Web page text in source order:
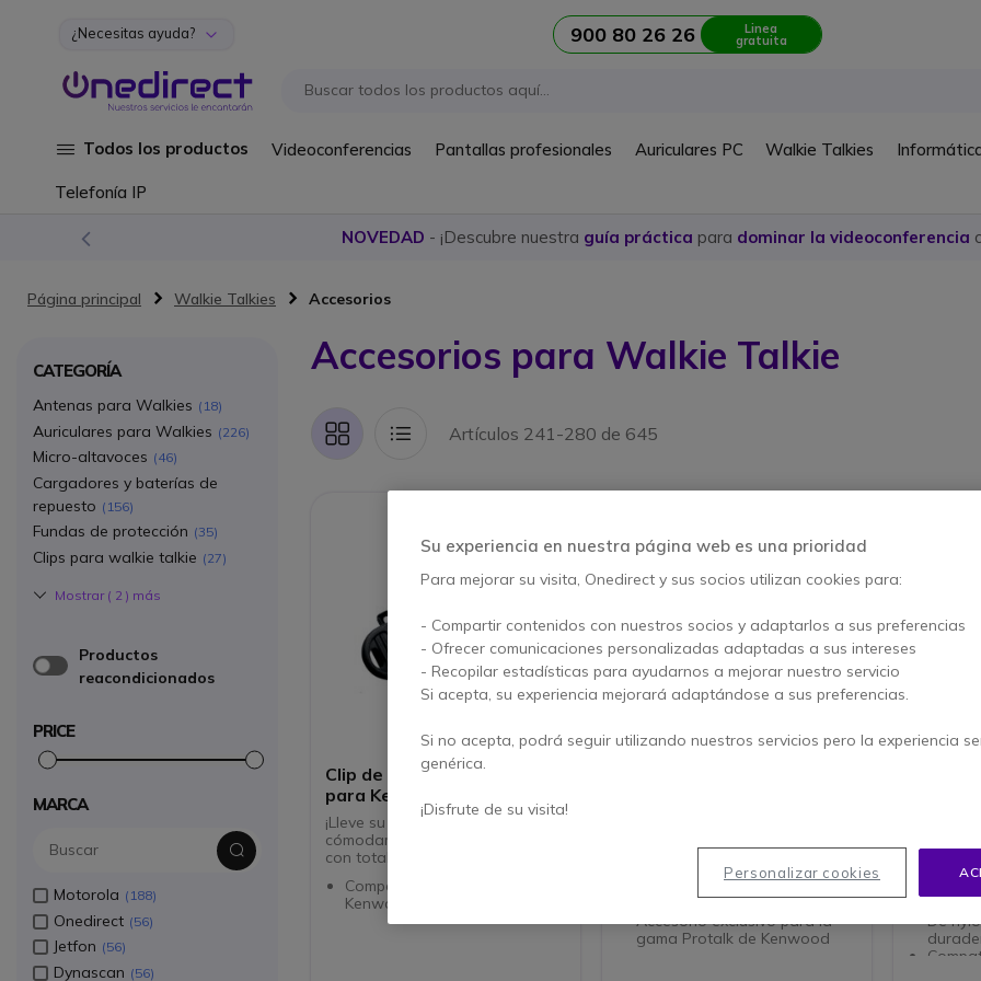
Ir al contenido
¿Necesitas ayuda? 900 80 26 26 Linea
gratuita
Todos los productos Videoconferencias Pantallas profesionales Auriculares PC Walkie Talkies
Telefonía IP
NOVEDAD - ¡Descubre nuestra guía práctica para dominar la videoconferencia
Página principal Walkie Talkies Accesorios
Accesorios para Walkie Talkie
Parrilla Lista Artículos 241-280 de 645
Clip de cinturón KBH-12
para Kenwood
¡Lleve su transceptor
cómodamente en su cinturón y
con total seguridad!
Compatible con transceptores
Kenwood
Cargador 1 posición
Cargador exclusivo para
batería Litio Protalk
3201/3301/3401/3501
Accesorio exclusivo para la
gama Protalk de Kenwood
Funda
cómoda
arnés de
Funda
De
CATEGORÍA
Antenas para Walkies 18
Auriculares para Walkies 226
Micro-altavoces 46
Cargadores y baterías de
repuesto
156
Fundas de protección 35
Clips para walkie talkie 27
Mostrar ( 2 ) más
Productos
reacondicionados
PRICE
MARCA
Motorola 188
Onedirect 56
Jetfon 56
Dynascan 56
Su experiencia en nuestra página web es una prioridad
Para mejorar su visita, Onedirect y sus socios utilizan cookies para:
- Compartir contenidos con nuestros socios y adaptarlos a sus preferencias
- Ofrecer comunicaciones personalizadas adaptadas a sus intereses
- Recopilar estadísticas para ayudarnos a mejorar nuestro servicio
Si acepta, su experiencia mejorará adaptándose a sus preferencias.
Si no acepta, podrá seguir utilizando nuestros servicios pero la experiencia
genérica.
¡Disfrute de su visita!
Personalizar cookies